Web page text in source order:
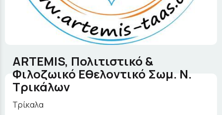
ARTEMIS, Πολιτιστικό &
Φιλοζωικό Εθελοντικό Σωμ. Ν.
Τρικάλων
Τρίκαλα